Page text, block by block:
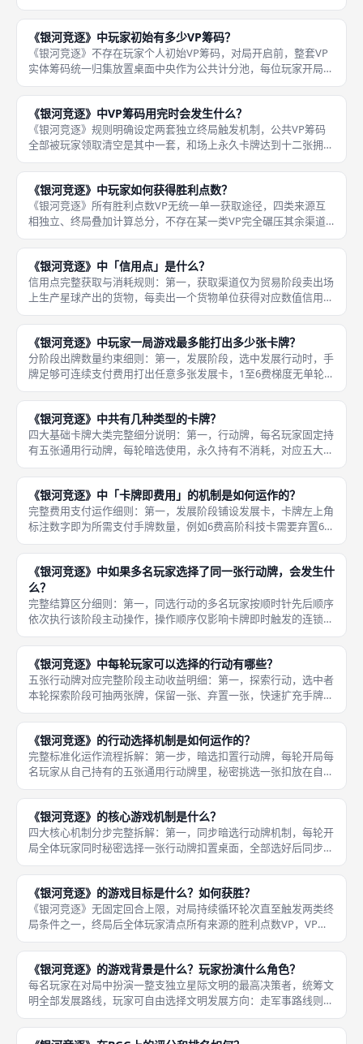
叠加增减，手牌、临时卡牌效果无法提供临时军事力加成，所有殖
民彩色防御星球的门槛判定，全部以场上累计永久军事力总和为
准。初始军
《银河竞逐》中玩家初始有多少VP筹码？
《银河竞逐》不存在玩家个人初始VP筹码，对局开启前，整套VP
实体筹码统一归集放置桌面中央作为公共计分池，每位玩家开局手
牌、起始世界配件内均无自带VP筹码，所有玩家的计分筹码都需
要依靠消费阶段消耗场上货物，从公共池兑换获取，个人持有的
VP筹码
《银河竞逐》中VP筹码用完时会发生什么？
《银河竞逐》规则明确设定两套独立终局触发机制，公共VP筹码
全部被玩家领取清空是其中一套，和场上永久卡牌达到十二张拥有
同等终局优先级，只要任意一条条件达成，不会中途截断当前轮
次，必须完整走完探索、发展、殖民、生产、贸易、消费全部六阶
段结算流程
《银河竞逐》中玩家如何获得胜利点数？
《银河竞逐》所有胜利点数VP无统一单一获取途径，四类来源互
相独立、终局叠加计算总分，不存在某一类VP完全碾压其余渠道
的情况，不同战术流派依靠不同渠道积累分数，军事流依赖星球基
础VP，生产流依靠货物留存计分，科技流依靠6费高阶发展卡高额
固定V
《银河竞逐》中「信用点」是什么？
信用点完整获取与消耗规则：第一，获取渠道仅为贸易阶段卖出场
上生产星球产出的货物，每卖出一个货物单位获得对应数值信用
点，部分星球、发展卡拥有贸易加成能力，卖出货物额外追加信用
点；第二，唯一消耗用途，贸易阶段卖出货物获得信用点后，可即
时消耗信用
《银河竞逐》中玩家一局游戏最多能打出多少张卡牌？
分阶段出牌数量约束细则：第一，发展阶段，选中发展行动时，手
牌足够可连续支付费用打出任意多张发展卡，1至6费梯度无单轮铺
设数量限制，稀有世界、折扣发展卡降低单张消耗，大幅提升单轮
铺卡数量；第二，殖民阶段，基础无扩展规则单轮仅能殖民一颗星
球，搭
《银河竞逐》中共有几种类型的卡牌？
四大基础卡牌大类完整细分说明：第一，行动牌，每名玩家固定持
有五张通用行动牌，每轮暗选使用，永久持有不消耗，对应五大核
心阶段，不属于构筑铺场卡牌；第二，起始世界卡，对局开局每名
玩家分发一张专属起始母星，永久放置场上，自带固定初始军事
力、被动抽
《银河竞逐》中「卡牌即费用」的机制是如何运作的？
完整费用支付运作细则：第一，发展阶段铺设发展卡，卡牌左上角
标注数字即为所需支付手牌数量，例如6费高阶科技卡需要弃置6张
手牌才能铺到场上永久生效；第二，殖民阶段殖民星球，星球左上
角数字为基础手牌费用，稀有世界、特定发展卡会提供固定-1费用
折扣
《银河竞逐》中如果多名玩家选择了同一张行动牌，会发生什
么？
完整结算区分细则：第一，同选行动的多名玩家按顺时针先后顺序
依次执行该阶段主动操作，操作顺序仅影响卡牌即时触发的连锁效
果，不会改变每名玩家可执行的操作总量；例如两名玩家同时选发
展行动，先由上家铺发展卡、触发卡牌即时能力，再轮到下家铺
卡，两人都
《银河竞逐》中每轮玩家可以选择的行动有哪些？
五张行动牌对应完整阶段主动收益明细：第一，探索行动，选中者
本轮探索阶段可抽两张牌，保留一张、弃置一张，快速扩充手牌储
备，是前期补引擎组件的核心行动；第二，发展行动，选中者本轮
发展阶段可支付手牌打出场上发展科技卡，高阶6费高分发展卡仅
能通过本
《银河竞逐》的行动选择机制是如何运作的？
完整标准化运作流程拆解：第一步，暗选扣置行动牌，每轮开局每
名玩家从自己持有的五张通用行动牌里，秘密挑选一张扣放在自身
桌前，五张行动分别对应探索、发展、殖民、生产、贸易消费五大
核心阶段，玩家挑选时不可向其余对手展示、沟通选牌思路，全程
独立判断
《银河竞逐》的核心游戏机制是什么？
四大核心机制分步完整拆解：第一，同步暗选行动牌机制，每轮开
局全体玩家同时秘密选择一张行动牌扣置桌面，全部选好后同步翻
开，只有选择对应行动的玩家能完整触发该阶段全部效果，未选玩
家仅能享受部分基础次级收益，该机制强制玩家预判对手行动倾
向，制造多
《银河竞逐》的游戏目标是什么？如何获胜？
《银河竞逐》无固定回合上限，对局持续循环轮次直至触发两类终
局条件之一，终局后全体玩家清点所有来源的胜利点数VP，VP总
数最高者直接判定本局获胜，不存在平局自动重赛规则，同分则并
列第一，所有胜利点数来源全部依托场上永久星球、发展卡、货
物、目标
《银河竞逐》的游戏背景是什么？玩家扮演什么角色？
每名玩家在对局中扮演一整支独立星际文明的最高决策者，统筹文
明全部发展路线，玩家可自由选择文明发展方向：走军事路线则大
量研发战舰、积累军事力，武力占领无防御灰色星球、征服敌对殖
民世界；走生产贸易路线则铺设生产星球、建造工厂，产出货物通